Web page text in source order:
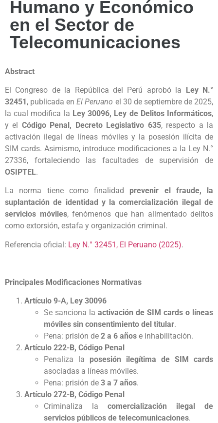
Humano y Económico
en el Sector de
Telecomunicaciones
Abstract
El Congreso de la República del Perú aprobó la Ley N.°
32451, publicada enEl Peruano el 30 de septiembre de 2025,
la cual modifica la Ley 30096, Ley de Delitos Informáticos,
y el Código Penal, Decreto Legislativo 635, respecto a la
activación ilegal de líneas móviles y la posesión ilícita de
SIM cards. Asimismo, introduce modificaciones a la Ley N.°
27336, fortaleciendo las facultades de supervisión de
OSIPTEL.
La norma tiene como finalidad prevenir el fraude, la
suplantación de identidad y la comercialización ilegal de
servicios móviles, fenómenos que han alimentado delitos
como extorsión, estafa y organización criminal.
Referencia oficial: Ley N.° 32451, El Peruano (2025).
Principales Modificaciones Normativas
Artículo 9-A, Ley 30096
Se sanciona la activación de SIM cards o líneas
móviles sin consentimiento del titular.
Pena: prisión de 2 a 6 años e inhabilitación.
Artículo 222-B, Código Penal
Penaliza la posesión ilegítima de SIM cards
asociadas a líneas móviles.
Pena: prisión de 3 a 7 años.
Artículo 272-B, Código Penal
Criminaliza la comercialización ilegal de
servicios públicos de telecomunicaciones.